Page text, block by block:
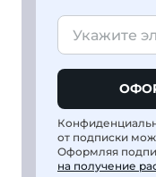
от подписки
Оформляя
на получение